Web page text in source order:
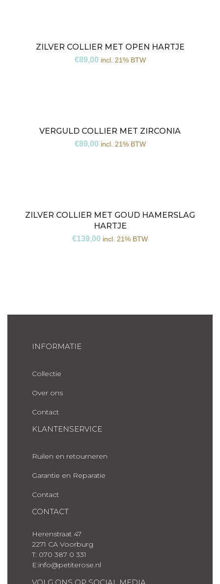
ZILVER COLLIER MET OPEN HARTJE
€89,00 incl. 21% BTW
VERGULD COLLIER MET ZIRCONIA
€89,00 incl. 21% BTW
ZILVER COLLIER MET GOUD HAMERSLAG
HARTJE
€139,00 incl. 21% BTW
INFORMATIE
Collectie
Over ons
Contact
KLANTENSERVICE
Ruilen en retourneren
Garantie en Reparatie
Contact
CONTACT
Herenstraat 47
2271 CA Voorburg
T: 070 387 0 331
E:info@petiterose.nl